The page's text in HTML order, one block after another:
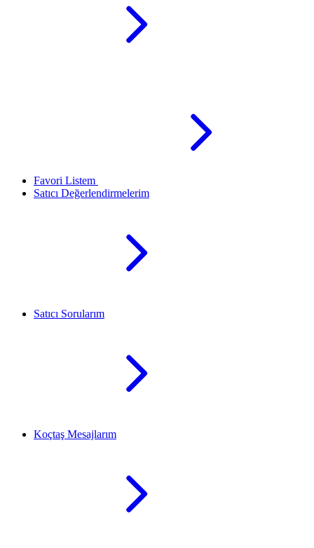
Favori Listem
Satıcı Değerlendirmelerim
Satıcı Sorularım
Koçtaş Mesajlarım